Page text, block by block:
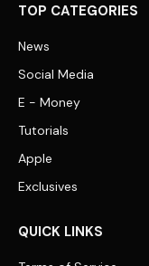
TOP CATEGORIES
News
Social Media
E - Money
Tutorials
Apple
Exclusives
QUICK LINKS